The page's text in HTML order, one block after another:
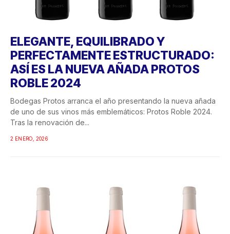
ELEGANTE, EQUILIBRADO Y
PERFECTAMENTE ESTRUCTURADO:
ASÍ ES LA NUEVA AÑADA PROTOS
ROBLE 2024
Bodegas Protos arranca el año presentando la nueva añada
de uno de sus vinos más emblemáticos: Protos Roble 2024.
Tras la renovación de...
2 ENERO, 2026